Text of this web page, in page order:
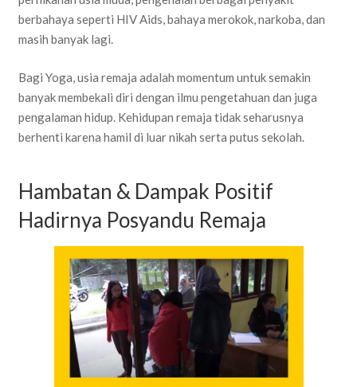
berbahaya seperti HIV Aids, bahaya merokok, narkoba, dan
masih banyak lagi.
Bagi Yoga, usia remaja adalah momentum untuk semakin
banyak membekali diri dengan ilmu pengetahuan dan juga
pengalaman hidup. Kehidupan remaja tidak seharusnya
berhenti karena hamil di luar nikah serta putus sekolah.
Hambatan & Dampak Positif
Hadirnya Posyandu Remaja